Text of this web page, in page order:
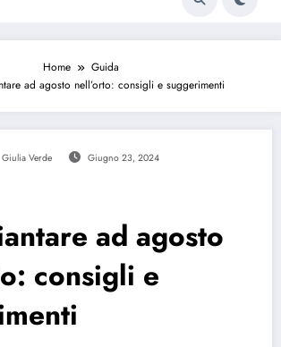
Home
Guida
ad agosto nell’orto: consigli e suggerimenti
Giulia Verde Giugno 23, 2024
ad agosto
consigli e